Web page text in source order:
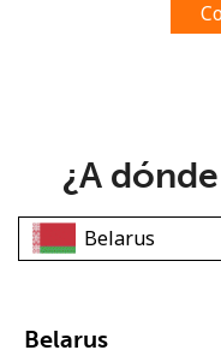
¿A
Belarus